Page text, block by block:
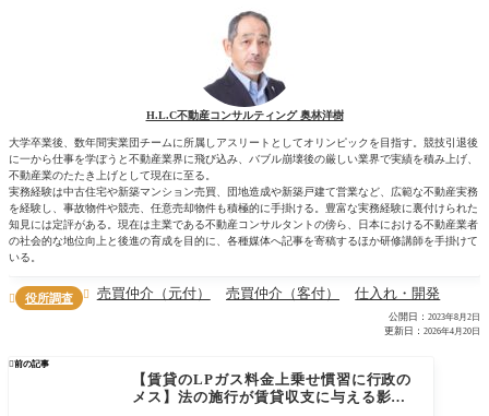
H.L.C不動産コンサルティング 奥林洋樹
大学卒業後、数年間実業団チームに所属しアスリートとしてオリンピックを目指す。競技引退後
に一から仕事を学ぼうと不動産業界に飛び込み、バブル崩壊後の厳しい業界で実績を積み上げ、
不動産業のたたき上げとして現在に至る。
実務経験は中古住宅や新築マンション売買、団地造成や新築戸建て営業など、広範な不動産実務
を経験し、事故物件や競売、任意売却物件も積極的に手掛ける。豊富な実務経験に裏付けられた
知見には定評がある。現在は主業である不動産コンサルタントの傍ら、日本における不動産業者
の社会的な地位向上と後進の育成を目的に、各種媒体へ記事を寄稿するほか研修講師を手掛けて
いる。
 役所調査  売買仲介（元付） 売買仲介（客付） 仕入れ・開発
公開日： 2023年8月2日
更新日： 2026年4月20日
前の記事
【賃貸のLPガス料金上乗せ慣習に行政の
メス】法の施行が賃貸収支に与える影響